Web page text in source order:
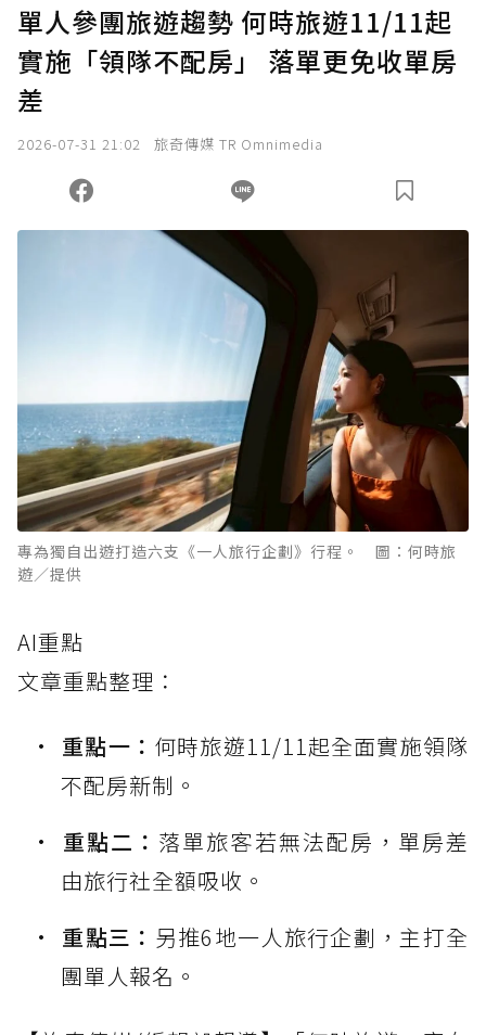
確認送出
您當前剩餘 U 利點數：0點；前往 購買點數
單人參團旅遊趨勢 何時旅遊11/11起
實施「領隊不配房」 落單更免收單房
差
2026-07-31 21:02 旅奇傳媒 TR Omnimedia
專為獨自出遊打造六支《一人旅行企劃》行程。 圖：何時旅
遊／提供
AI重點
文章重點整理：
重點一： 何時旅遊11/11起全面實施領隊
不配房新制。
重點二： 落單旅客若無法配房，單房差
由旅行社全額吸收。
重點三： 另推6地一人旅行企劃，主打全
團單人報名。